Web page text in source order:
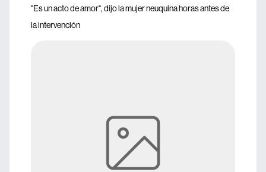
"Es un acto de amor", dijo la mujer neuquina horas antes de
la intervención